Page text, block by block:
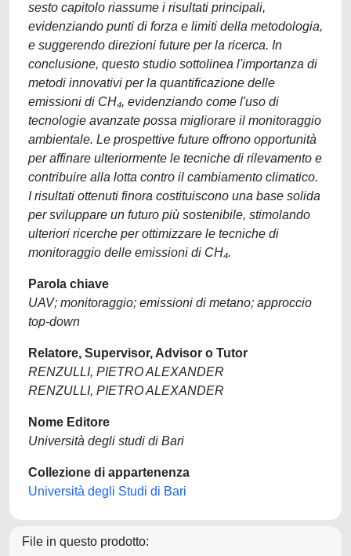
sesto capitolo riassume i risultati principali,
evidenziando punti di forza e limiti della metodologia,
e suggerendo direzioni future per la ricerca. In
conclusione, questo studio sottolinea l'importanza di
metodi innovativi per la quantificazione delle
emissioni di CH₄, evidenziando come l'uso di
tecnologie avanzate possa migliorare il monitoraggio
ambientale. Le prospettive future offrono opportunità
per affinare ulteriormente le tecniche di rilevamento e
contribuire alla lotta contro il cambiamento climatico.
I risultati ottenuti finora costituiscono una base solida
per sviluppare un futuro più sostenibile, stimolando
ulteriori ricerche per ottimizzare le tecniche di
monitoraggio delle emissioni di CH₄.
Parola chiave
UAV; monitoraggio; emissioni di metano; approccio
top-down
Relatore, Supervisor, Advisor o Tutor
RENZULLI, PIETRO ALEXANDER
RENZULLI, PIETRO ALEXANDER
Nome Editore
Università degli studi di Bari
Collezione di appartenenza
Università degli Studi di Bari
File in questo prodotto: